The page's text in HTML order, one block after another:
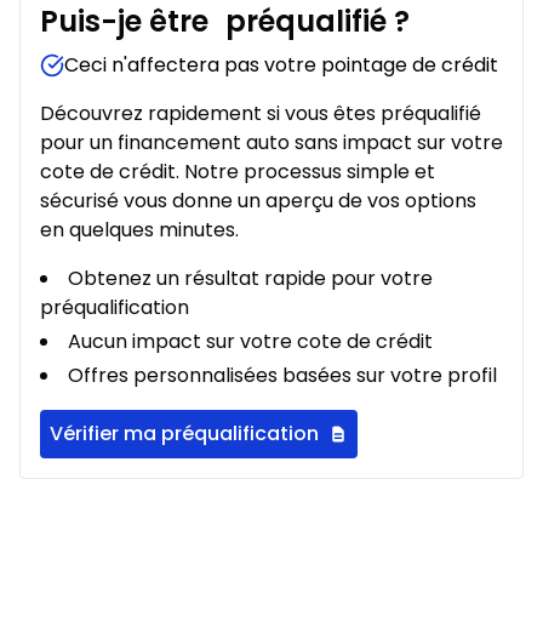
Puis-je être préqualifié ?
Ceci n'affectera pas votre pointage de crédit
Découvrez rapidement si vous êtes préqualifié
pour un financement auto sans impact sur votre
cote de crédit. Notre processus simple et
sécurisé vous donne un aperçu de vos options
en quelques minutes.
Obtenez un résultat rapide pour votre
préqualification
Aucun impact sur votre cote de crédit
Offres personnalisées basées sur votre profil
Vérifier ma préqualification